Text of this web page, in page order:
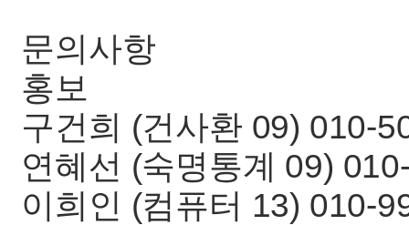
문의사항
홍보
구건희 (건사환 09) 010-
연혜선 (숙명통계 09)
이희인 (컴퓨터 13) 010-